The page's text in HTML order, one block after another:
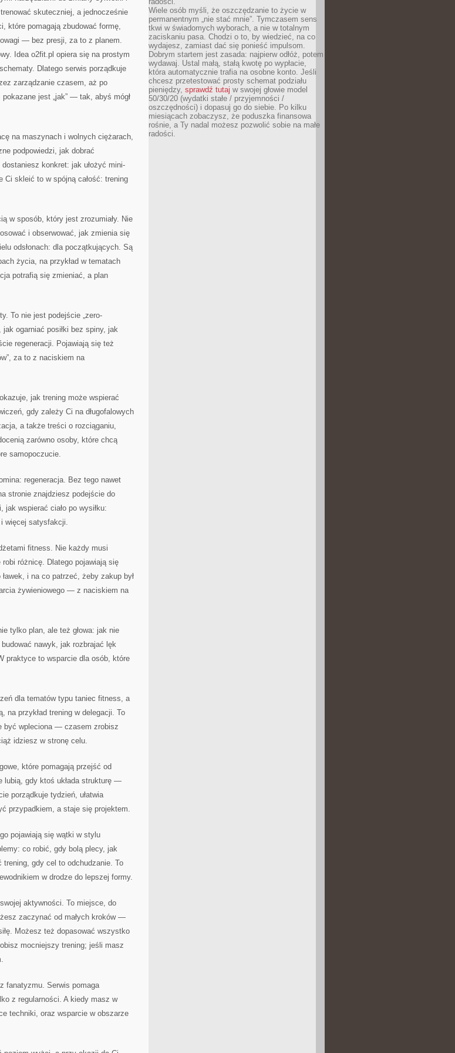
skuteczniej, a jednocześnie
które pomagają zbudować formę,
— bez presji, za to z planem.
Idea o2fit.pl opiera się na prostym
Dlatego serwis porządkuje
zarządzanie czasem, aż po
jest „jak” — tak, abyś mógł
na maszynach i wolnych ciężarach,
podpowiedzi, jak dobrać
konkret: jak ułożyć mini-
Ci skleić to w spójną całość: trening
w sposób, który jest zrozumiały. Nie
i obserwować, jak zmienia się
odsłonach: dla początkujących. Są
życia, na przykład w tematach
potrafią się zmieniać, a plan
To nie jest podejście „zero-
ogarniać posiłki bez spiny, jak
regeneracji. Pojawiają się też
za to z naciskiem na
jak trening może wspierać
gdy zależy Ci na długofalowych
a także treści o rozciąganiu,
zarówno osoby, które chcą
samopoczucie.
regeneracja. Bez tego nawet
stronie znajdziesz podejście do
wspierać ciało po wysiłku:
więcej satysfakcji.
fitness. Nie każdy musi
robi różnicę. Dlatego pojawiają się
i na co patrzeć, żeby zakup był
żywieniowego — z naciskiem na
tylko plan, ale też głowa: jak nie
nawyk, jak rozbrajać lęk
praktyce to wsparcie dla osób, które
dla tematów typu taniec fitness, a
na przykład trening w delegacji. To
być wpleciona — czasem zrobisz
idziesz w stronę celu.
które pomagają przejść od
lubią, gdy ktoś układa strukturę —
porządkuje tydzień, ułatwia
przypadkiem, a staje się projektem.
pojawiają się wątki w stylu
co robić, gdy bolą plecy, jak
gdy cel to odchudzanie. To
w drodze do lepszej formy.
aktywności. To miejsce, do
zaczynać od małych kroków —
Możesz też dopasować wszystko
mocniejszy trening; jeśli masz
fanatyzmu. Serwis pomaga
z regularności. A kiedy masz w
techniki, oraz wsparcie w obszarze
Wiele osób myśli, że oszczędzanie to życie w
permanentnym „nie stać mnie”. Tymczasem sens
tkwi w świadomych wyborach, a nie w totalnym
zaciskaniu pasa. Chodzi o to, by wiedzieć, na co
wydajesz, zamiast dać się ponieść impulsom.
Dobrym startem jest zasada: najpierw odłóż, potem
wydawaj. Ustal małą, stałą kwotę po wypłacie,
która automatycznie trafia na osobne konto. Jeśli
chcesz przetestować prosty schemat podziału
pieniędzy, sprawdź tutaj w swojej głowie model
50/30/20 (wydatki stałe / przyjemności /
oszczędności) i dopasuj go do siebie. Po kilku
miesiącach zobaczysz, że poduszka finansowa
rośnie, a Ty nadal możesz pozwolić sobie na małe
radości.